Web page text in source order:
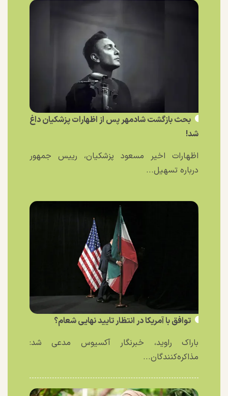
بحث بازگشت شادمهر پس از اظهارات پزشکیان داغ
شد!
اظهارات اخیر مسعود پزشکیان، رییس جمهور
درباره تسهیل...
توافق با آمریکا در انتظار تایید نهایی شعام؟
باراک راوید، خبرنگار آکسیوس مدعی شد:
مذاکره‌کنندگان...